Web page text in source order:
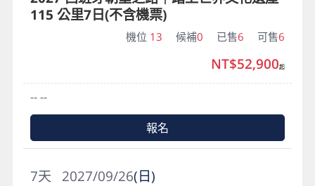
115 公里7日(不含機票)
機位 13 候補0 已售6 可售6
-- --
NT$52,900起
報名
2027/09/26(日)
7天